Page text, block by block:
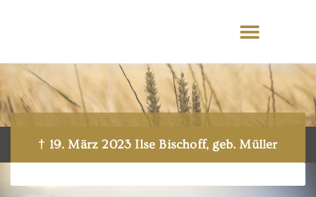
† 19. März 2023 Ilse Bischoff, geb. Müller